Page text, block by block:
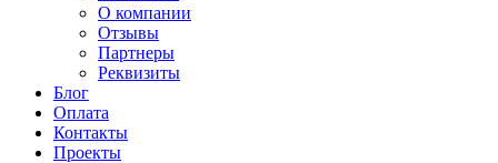
О компании
Отзывы
Партнеры
Реквизиты
Блог
Оплата
Контакты
Проекты